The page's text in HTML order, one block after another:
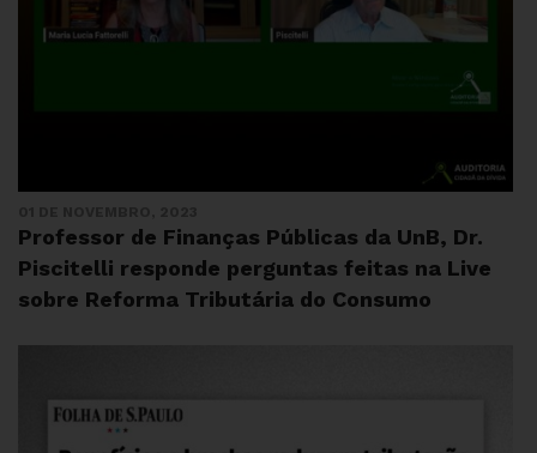
Professor de Finanças Públicas da UnB, Dr.
Piscitelli responde perguntas feitas na Live
sobre Reforma Tributária do Consumo